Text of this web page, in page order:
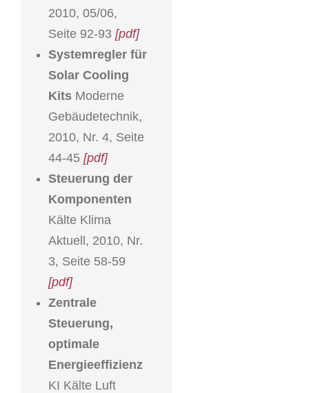
2010, 05/06,
Seite 92-93 [pdf]
Systemregler für
Solar Cooling
Kits Moderne
Gebäudetechnik,
2010, Nr. 4, Seite
44-45 [pdf]
Steuerung der
Komponenten
Kälte Klima
Aktuell, 2010, Nr.
3, Seite 58-59
[pdf]
Zentrale
Steuerung,
optimale
Energieeffizienz
KI Kälte Luft